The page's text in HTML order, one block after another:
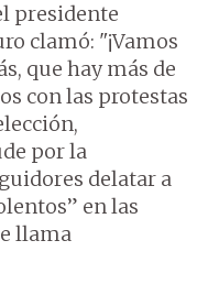
presidente
clamó: "¡Vamos
que hay más de
con las protestas
por la
delatar a
en las
llama